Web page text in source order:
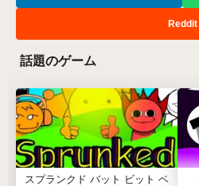
Reddit
話題のゲーム
スプランクド バット ビット ベ